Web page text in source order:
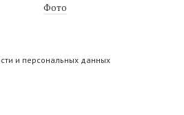
Фото
и персональных данных